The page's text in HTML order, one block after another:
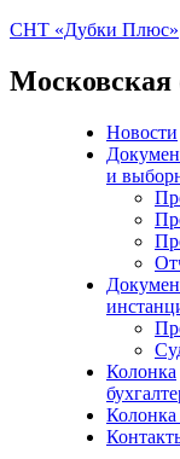
СНТ «Дубки Плюс»
Московская
Новости
и
Колонка
Колонка